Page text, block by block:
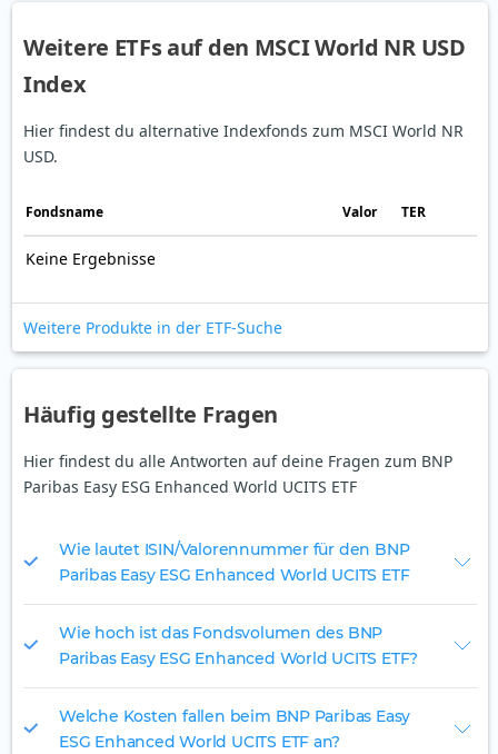
Weitere ETFs auf den MSCI World NR USD
Index
Hier findest du alternative Indexfonds zum MSCI World NR
USD.
Fonds­name Valor TER
Keine Ergebnisse
Weitere Produkte in der ETF-Suche
Häufig gestellte Fragen
Hier findest du alle Antworten auf deine Fragen zum BNP
Paribas Easy ESG Enhanced World UCITS ETF
Wie lautet ISIN/Valorennummer für den BNP
Paribas Easy ESG Enhanced World UCITS ETF
Wie hoch ist das Fondsvolumen des BNP
Paribas Easy ESG Enhanced World UCITS ETF?
Welche Kosten fallen beim BNP Paribas Easy
ESG Enhanced World UCITS ETF an?